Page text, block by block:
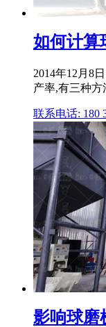
如何计算
2014年12月8
产率,有三种方
联系电话: 180
影响球磨